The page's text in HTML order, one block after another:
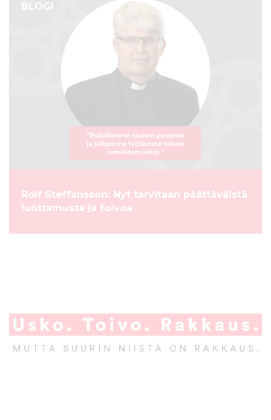
BLOGI
Rolf Steffansson: Nyt tarvitaan päättäväistä
luottamusta ja toivoa